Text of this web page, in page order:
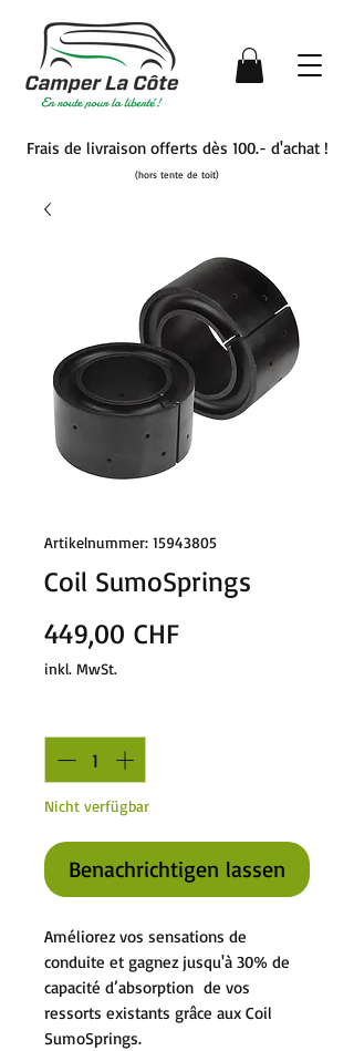
Frais de livraison offerts dès 100.- d'achat !
(hors tente de toit)
Artikelnummer: 15943805
Coil SumoSprings
449,00 CHFPreis
inkl. MwSt.
Nicht verfügbar
Benachrichtigen lassen
Améliorez vos sensations de
conduite et gagnez jusqu'à 30% de
capacité d’absorption de vos
ressorts existants grâce aux Coil
SumoSprings.